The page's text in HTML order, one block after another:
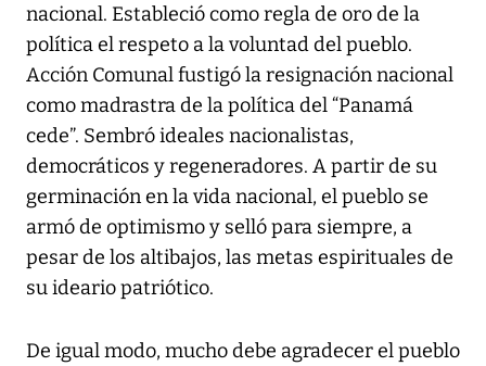
nacional. Estableció como regla de oro de la
política el respeto a la voluntad del pueblo.
Acción Comunal fustigó la resignación nacional
como madrastra de la política del “Panamá
cede”. Sembró ideales nacionalistas,
democráticos y regeneradores. A partir de su
germinación en la vida nacional, el pueblo se
armó de optimismo y selló para siempre, a
pesar de los altibajos, las metas espirituales de
su ideario patriótico.
De igual modo, mucho debe agradecer el pueblo